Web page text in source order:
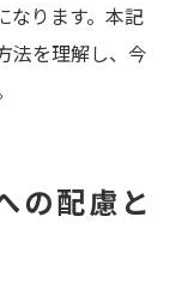
なります。本記
法を理解し、今
の配慮と